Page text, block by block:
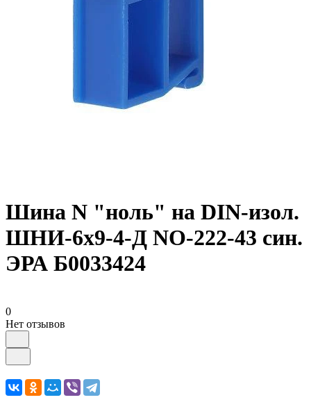
Шина N "ноль" на DIN-изол.
ШНИ-6х9-4-Д NO-222-43 син.
ЭРА Б0033424
0
Нет отзывов